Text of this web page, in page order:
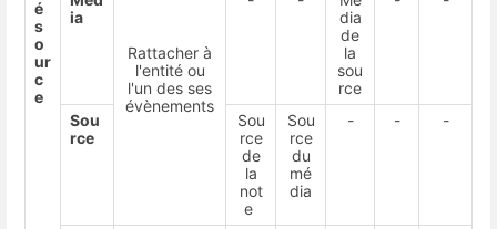
é
s
o
ur
c
e
Rattacher à
l'entité ou
l'un des ses
évènements
ia
dia
de
la
sou
rce
Sou
rce
Sou
rce
de
la
not
e
Sou
rce
du
mé
dia
- - -